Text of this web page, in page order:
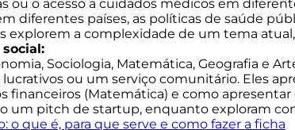
ou o acesso a cuidados médicos em
diferentes países, as políticas de saúde
explorem a complexidade de um tema
Sociologia, Matemática, Geografia e
ou um serviço comunitário. Eles
financeiros (Matemática) e como
um pitch de startup, enquanto exploram
que é, para que serve e como fazer a ficha